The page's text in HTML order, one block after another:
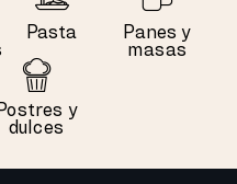
Pasta
Panes y
masas
Postres y
dulces